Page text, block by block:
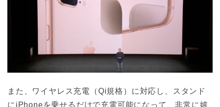
また、ワイヤレス充電（Qi規格）に対応し、スタンド
にiPhoneを乗せるだけで充電可能になって、非常に嬉